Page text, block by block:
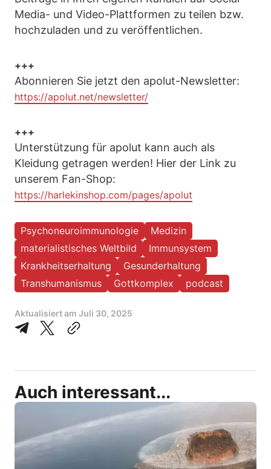
Media- und Video-Plattformen zu teilen bzw.
hochzuladen und zu veröffentlichen.
+++
Abonnieren Sie jetzt den apolut-Newsletter:
https://apolut.net/newsletter/
+++
Unterstützung für apolut kann auch als
Kleidung getragen werden! Hier der Link zu
unserem Fan-Shop:
https://harlekinshop.com/pages/apolut
Psychoneuroimmunologie
Medizin
materialistisches Weltbild
Immunsystem
Krankheitserhaltung
Gesunderhaltung
Transhumanismus
Gottkomplex podcast
Aktualisiert am Juli 30, 2025
Auch interessant...